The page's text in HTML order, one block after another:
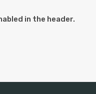
in the header.